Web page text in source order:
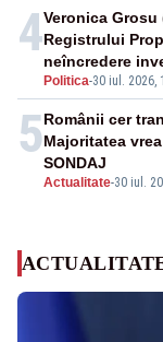
4
Politica-30 iul. 2026,
Veronica
Registrului
neîncredere
5
Actualitate-30 iul.
Românii cer
Majoritatea
SONDAJ